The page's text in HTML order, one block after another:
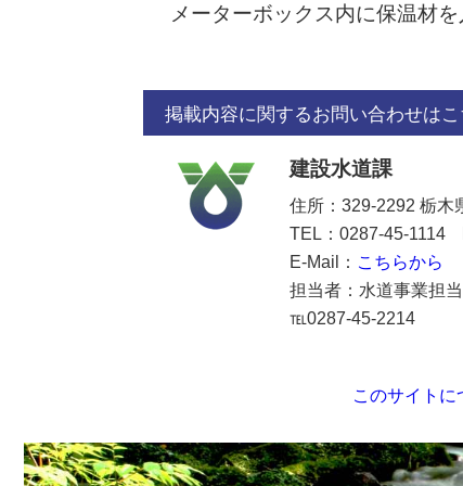
メーターボックス内に保温材
掲載内容に関するお問い合わせはこ
建設水道課
住所：329-2292 栃木
TEL：0287-45-1114
E-Mail： こちらから
担当者： 水道事業担当
℡0287-45-2214
このサイトに